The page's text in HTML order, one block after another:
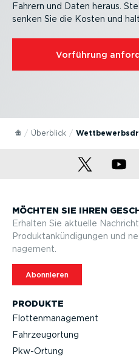
Fahrern und Daten heraus.
senken Sie die Kosten und
Vorführung
Überblick
PRODUKTE
Flotten­ma­nagement
Fahrzeu­g­ortung
Pkw-Ortung
MÖCHTEN SIE IHREN
Erhalten Sie aktuelle
Produktan­kün­di­gungen und
nagement.
Abonnieren